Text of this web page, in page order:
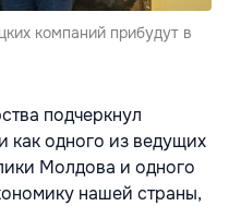
компаний прибудут в
подчеркнул
как одного из ведущих
Молдова и одного
нашей страны,